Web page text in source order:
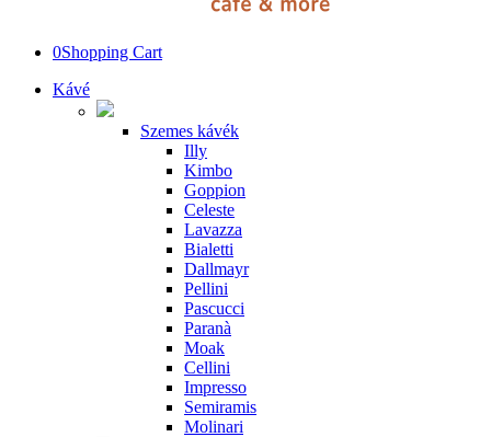
0Shopping Cart
Kávé
Szemes kávék
Illy
Kimbo
Goppion
Celeste
Lavazza
Bialetti
Dallmayr
Pellini
Pascucci
Paranà
Moak
Cellini
Impresso
Semiramis
Molinari